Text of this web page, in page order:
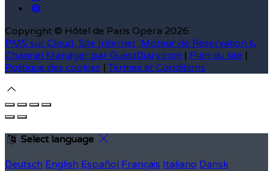
Copyright © Hôtel de Paris Opéra 2026
PMS sur Cloud, Site Internet, Moteur de Réservation &
Channel Manager par GuestDiary.com | Plan du site |
Politique des cookies | Termes et Conditions
Select language
Deutsch English Español Français Italiano Dansk